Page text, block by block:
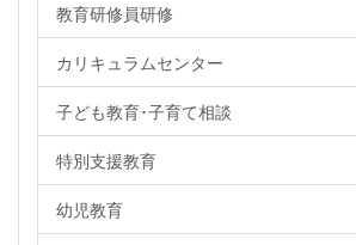
教育研修員研修
カリキュラムセンター
子ども教育･子育て相談
特別支援教育
幼児教育